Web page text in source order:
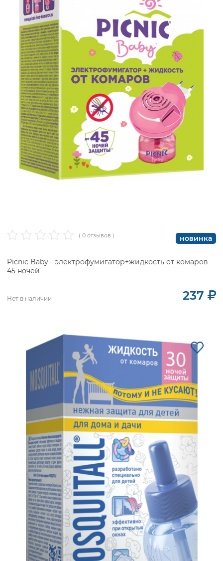
( 0 отзывов ) новинка
Picnic Baby - электрофумигатор+жидкость от комаров
45 ночей
Нет в наличии 237